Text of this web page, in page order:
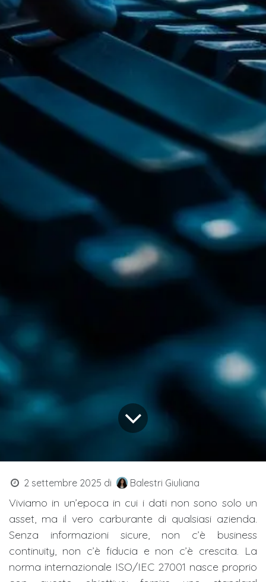
2 settembre 2025 di Balestri Giuliana
Viviamo in un’epoca in cui i dati non sono solo un
asset, ma il vero carburante di qualsiasi azienda.
Senza informazioni sicure, non c’è business
continuity, non c’è fiducia e non c’è crescita. La
norma internazionale ISO/IEC 27001 nasce proprio